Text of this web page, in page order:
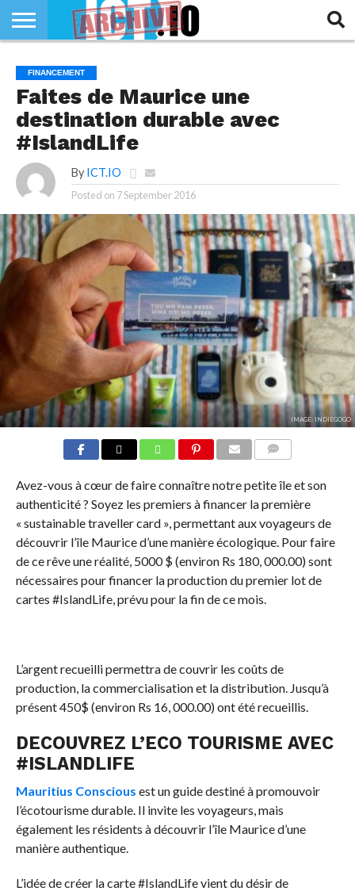
SECTEUR
TECH
LIFE
RUBRIQUES
FINANCEMENT
Faites de Maurice une
destination durable avec
#IslandLife
By ICT.IO
Posted on 7 September 2016
IMAGE: INDIEGOGO
Avez-vous à cœur de faire connaître notre petite île et son
authenticité ? Soyez les premiers à financer la première
« sustainable traveller card », permettant aux voyageurs de
découvrir l’île Maurice d’une manière écologique. Pour faire
de ce rêve une réalité, 5000 $ (environ Rs 180, 000.00) sont
nécessaires pour financer la production du premier lot de
cartes #IslandLife, prévu pour la fin de ce mois.
L’argent recueilli permettra de couvrir les coûts de
production, la commercialisation et la distribution. Jusqu’à
présent 450$ (environ Rs 16, 000.00) ont été recueillis.
DECOUVREZ L’ECO TOURISME AVEC
#ISLANDLIFE
Mauritius Conscious est un guide destiné à promouvoir
l’écotourisme durable. Il invite les voyageurs, mais
également les résidents à découvrir l’île Maurice d’une
manière authentique.
L’idée de créer la carte #IslandLife vient du désir de